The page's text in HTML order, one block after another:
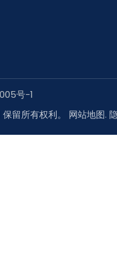
号-1
留所有权利。 网站地图.